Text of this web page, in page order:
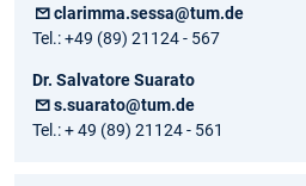
clarimma.sessa@tum.de
Tel.: +49 (89) 21124 - 567
Dr. Salvatore Suarato
s.suarato@tum.de
Tel.: + 49 (89) 21124 - 561